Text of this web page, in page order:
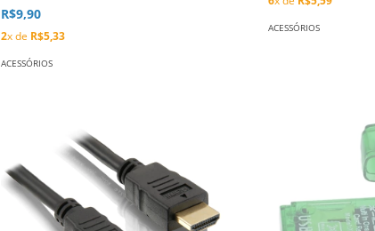
R$9,90
2x de R$5,33
ACESSÓRIOS
ACESSÓRIOS